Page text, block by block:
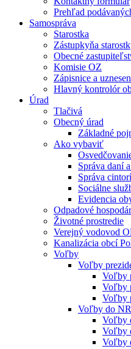
Prehľad
Samospráva
Starostka
Zástupkyňa
Obecné
Komisie OZ
Zápisnice a
Hlavný kontrolór
Úrad
Tlačivá
Obecný úrad
Základné
Ako vybaviť
Správa daní
Správa
Sociálne
Evidencia
Odpadové
Životné prostredie
Verejný vodovod
Kanalizácia obcí
Voľby
Voľby
Voľby
Voľby
Voľby
Voľby do
Voľby
Voľby
Voľby